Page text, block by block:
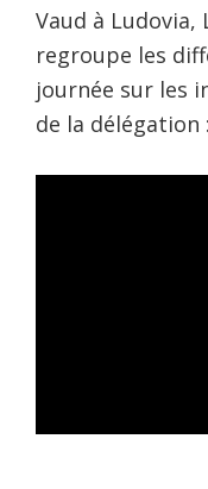
Vaud à Ludovia,
regroupe les
journée sur les
de la délégation :